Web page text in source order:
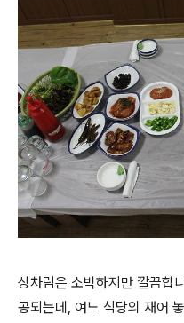
상차림은 소박하지만 깔끔합
공되는데, 여느 식당의 재어